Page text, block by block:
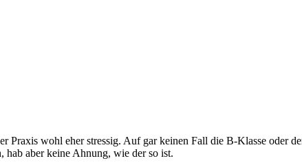
Praxis wohl eher stressig. Auf gar keinen Fall die B-Klasse oder
hab aber keine Ahnung, wie der so ist.